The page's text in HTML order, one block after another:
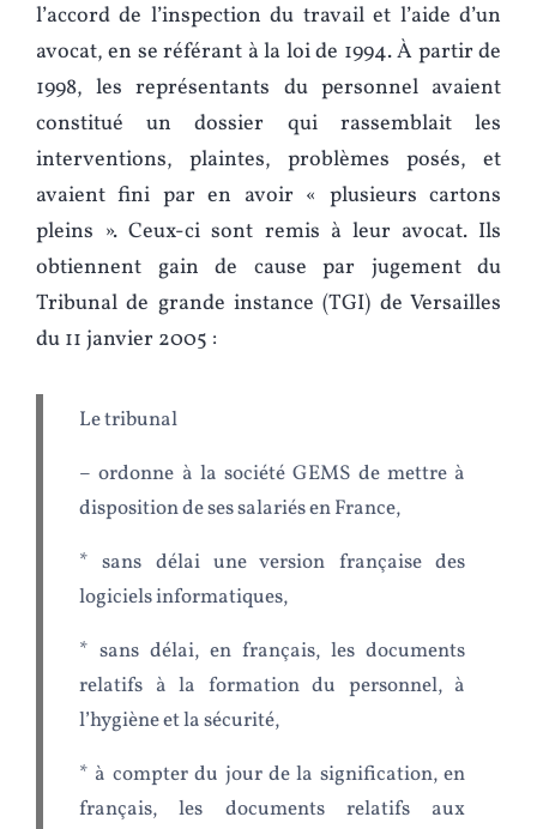
l’accord de l’inspection du travail et l’aide d’un
avocat, en se référant à la loi de 1994. À partir de
1998, les représentants du personnel avaient
constitué un dossier qui rassemblait les
interventions, plaintes, problèmes posés, et
avaient fini par en avoir « plusieurs cartons
pleins ». Ceux-ci sont remis à leur avocat. Ils
obtiennent gain de cause par jugement du
Tribunal de grande instance (TGI) de Versailles
du 11 janvier 2005 :
Le tribunal
– ordonne à la société GEMS de mettre à
disposition de ses salariés en France,
* sans délai une version française des
logiciels informatiques,
* sans délai, en français, les documents
relatifs à la formation du personnel, à
l’hygiène et la sécurité,
* à compter du jour de la signification, en
français, les documents relatifs aux